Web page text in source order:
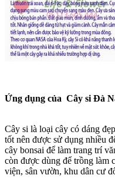
Ứng dụng của Cây si Đà
Cây si là loại cây có dáng
tốt nên được sử dụng nhiều
cây bonsai để làm trang trí
còn được dùng để trồng làm
viện, sân vườn, khu dân cư